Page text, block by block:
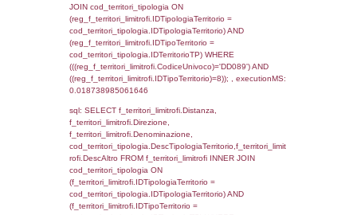
reg_f_territori_limitrofi INNER JOIN
ON
cod_territori_tipologia.IDTipologiaTerritorio)
(reg_f_territori_limitrofi.IDTipoTerritorio =
cod_territori_tipologia.IDTerritorioTP)
0.044542074203491
sql: SELECT f_territori_limitrofi.Distanza,
f_territori_limitrofi.Direzione,
f_territori_limitrofi.Denominazione,